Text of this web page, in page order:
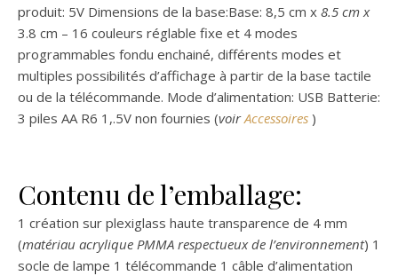
produit: 5V Dimensions de la base:Base: 8,5 cm x 8.5 cm x
3.8 cm – 16 couleurs réglable fixe et 4 modes
programmables fondu enchainé, différents modes et
multiples possibilités d’affichage à partir de la base tactile
ou de la télécommande. Mode d’alimentation: USB Batterie:
3 piles AA R6 1,.5V non fournies (voirAccessoires )
Contenu de l’emballage:
1 création sur plexiglass haute transparence de 4 mm
(matériau acrylique PMMA respectueux de l’environnement) 1
socle de lampe 1 télécommande 1 câble d’alimentation